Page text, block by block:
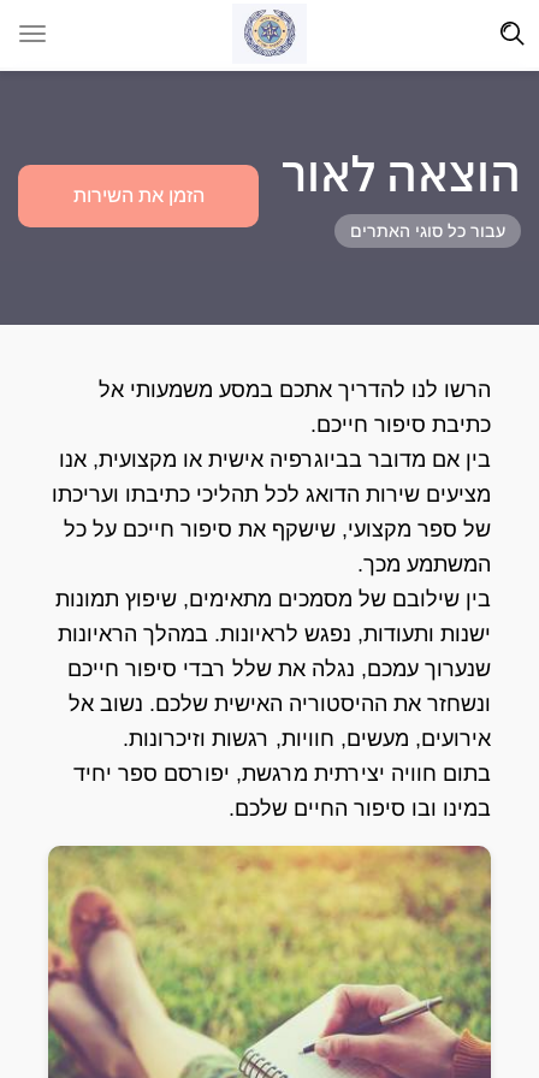
הוצאה לאור
עבור כל סוגי האתרים
הזמן את השירות
הרשו לנו להדריך אתכם במסע משמעותי אל
כתיבת סיפור חייכם.
בין אם מדובר בביוגרפיה אישית או מקצועית, אנו
מציעים שירות הדואג לכל תהליכי כתיבתו ועריכתו
של ספר מקצועי, שישקף את סיפור חייכם על כל
המשתמע מכך.
בין שילובם של מסמכים מתאימים, שיפוץ תמונות
ישנות ותעודות, נפגש לראיונות. במהלך הראיונות
שנערוך עמכם, נגלה את שלל רבדי סיפור חייכם
ונשחזר את ההיסטוריה האישית שלכם. נשוב אל
אירועים, מעשים, חוויות, רגשות וזיכרונות.
בתום חוויה יצירתית מרגשת, יפורסם ספר יחיד
במינו ובו סיפור החיים שלכם.